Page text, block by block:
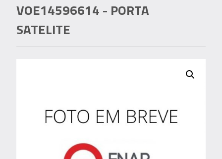
VOE14596614 - PORTA
SATELITE